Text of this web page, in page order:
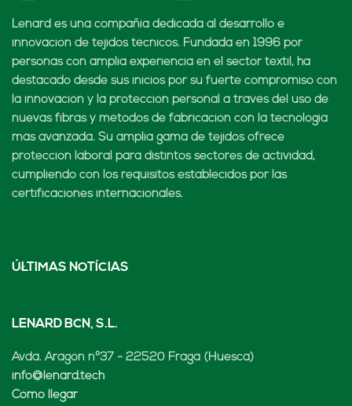
Lenard es una compañía dedicada al desarrollo e
innovación de tejidos técnicos. Fundada en 1996 por
personas con amplia experiencia en el sector textil, ha
destacado desde sus inicios por su fuerte compromiso con
la innovación y la protección personal a través del uso de
nuevas fibras y métodos de fabricación con la tecnología
más avanzada. Su amplia gama de tejidos ofrece
protección laboral para distintos sectores de actividad,
cumpliendo con los requisitos establecidos por las
certificaciones internacionales.
ÚLTIMAS NOTÍCIAS
LENARD BCN, S.L.
Avda. Aragón nº37 - 22520 Fraga (Huesca)
info@lenard.tech
Cómo llegar